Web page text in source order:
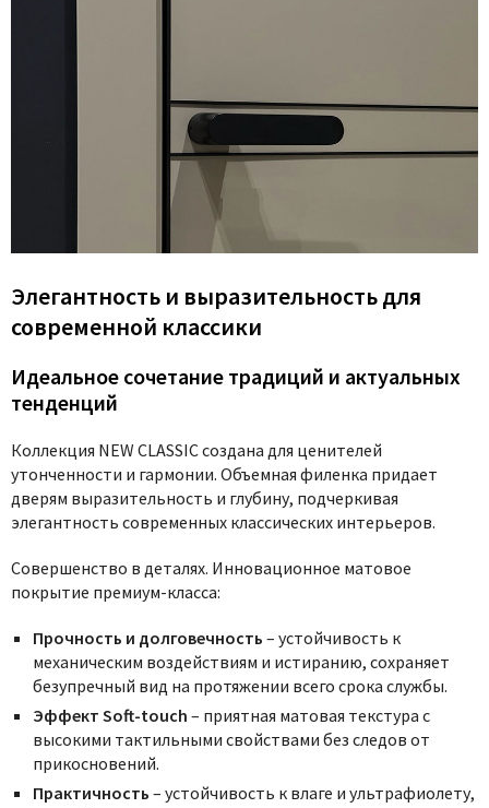
Элегантность и выразительность для
современной классики
Идеальное сочетание традиций и актуальных
тенденций
Коллекция NEW CLASSIC создана для ценителей
утонченности и гармонии. Объемная филенка придает
дверям выразительность и глубину, подчеркивая
элегантность современных классических интерьеров.
Совершенство в деталях. Инновационное матовое
покрытие премиум-класса:
Прочность и долговечность – устойчивость к
механическим воздействиям и истиранию, сохраняет
безупречный вид на протяжении всего срока службы.
Эффект Soft-touch – приятная матовая текстура с
высокими тактильными свойствами без следов от
прикосновений.
Практичность – устойчивость к влаге и ультрафиолету,